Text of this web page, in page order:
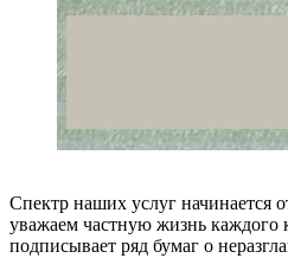
Спектр наших услуг начинается
уважаем частную жизнь каждого
подписывает ряд бумаг о